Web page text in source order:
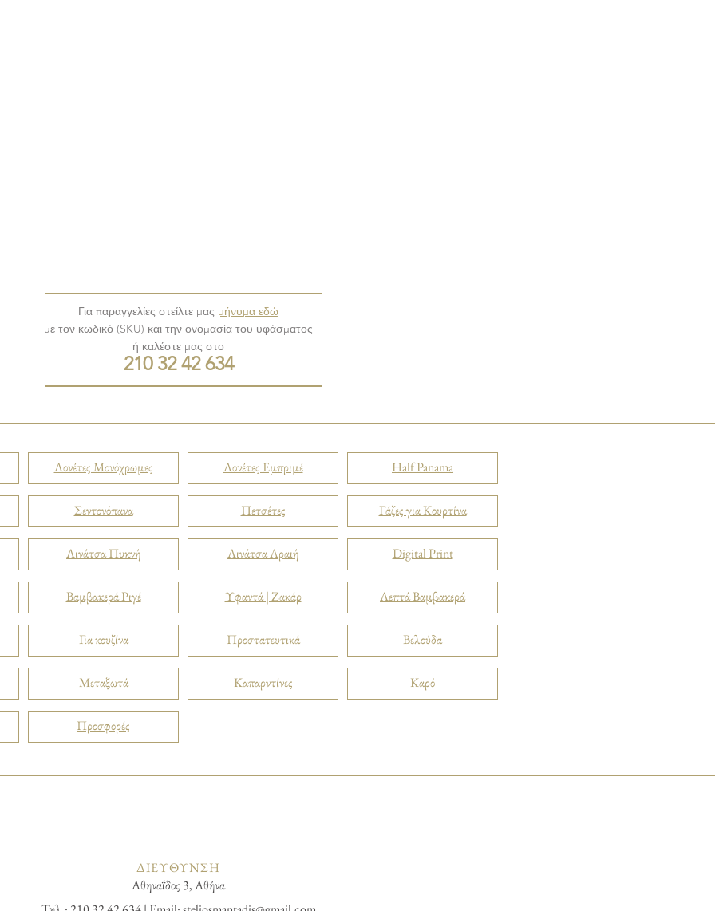
Για παραγγελίες στείλτε μας μήνυμα εδώ
με τον κωδικό (SKU) και την ονομασία του υφάσματος
ή καλέστε μας στο
210 32 42 634
Λονέτες Μονόχρωμες
Σεντονόπανα
Λινάτσα Πυκνή
Βαμβακερά Ριγέ
Για κουζίνα
Μεταξωτά
Προσφορές
Λονέτες Εμπριμέ
Πετσέτες
Λινάτσα Αραιή
Υφαντά | Ζακάρ
Προστατευτικά
Καπαρντίνες
Half Panama
Γάζες για Κουρτίνα
Digital Print
Λεπτά Βαμβακερά
Βελούδα
Καρό
ΔΙΕΥΘΥΝΣΗ
Αθηναΐδος 3, Αθήνα